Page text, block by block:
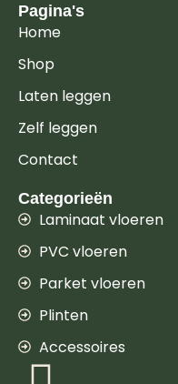
Pagina's
Home
Shop
Laten leggen
Zelf leggen
Contact
Categorieën
Laminaat vloeren
PVC vloeren
Parket vloeren
Plinten
Accessoires